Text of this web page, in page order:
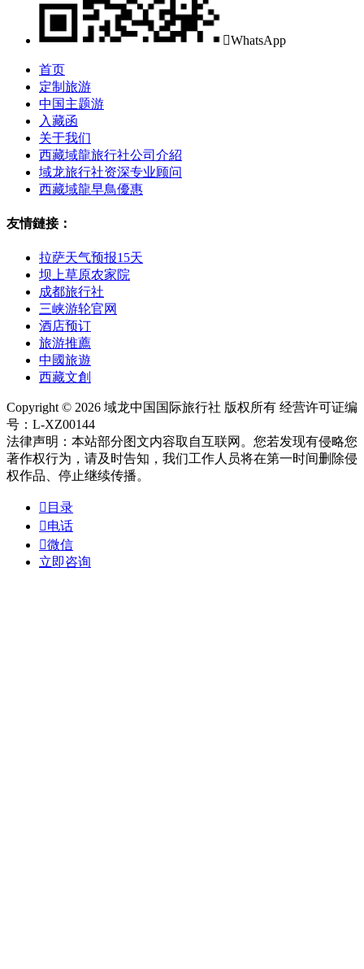
WhatsApp
首页
定制旅游
中国主题游
入藏函
关于我们
西藏域龍旅行社公司介紹
域龙旅行社资深专业顾问
西藏域龍早鳥優惠
友情鏈接：
拉萨天气预报15天
坝上草原农家院
成都旅行社
三峡游轮官网
酒店预订
旅游推薦
中國旅遊
西藏文創
Copyright © 2026 域龙中国国际旅行社 版权所有 经营许可证编
号：L-XZ00144
法律声明：本站部分图文内容取自互联网。您若发现有侵略您
著作权行为，请及时告知，我们工作人员将在第一时间删除侵
权作品、停止继续传播。
 目录
电话
微信
立即咨询